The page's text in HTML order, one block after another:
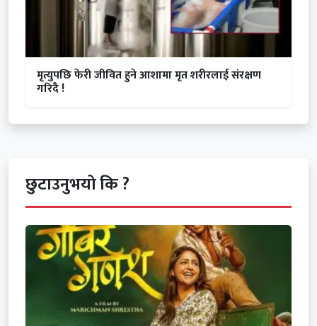
मृत्युपछि फेरी जीवित हुने आशामा मृत शरीरलाई संरक्षण
गरिदै !
छुटाउनुभयो कि ?